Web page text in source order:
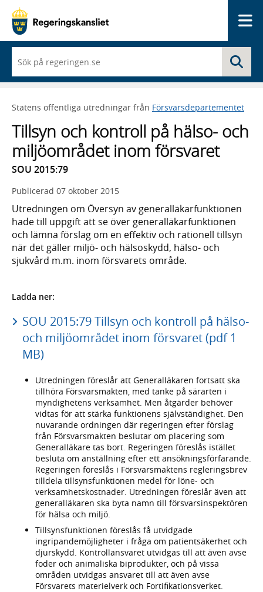
du
börjar
skriva
framträder
lista
med
sökförslag
Statens offentliga utredningar från Försvarsdepartementet
Tillsyn och kontroll på hälso- och
miljöområdet inom försvaret
SOU 2015:79
Publicerad 07 oktober 2015
Utredningen om Översyn av generalläkarfunktionen
hade till uppgift att se över generalläkarfunktionen
och lämna förslag om en effektiv och rationell tillsyn
när det gäller miljö- och hälsoskydd, hälso- och
sjukvård m.m. inom försvarets område.
Ladda ner:
SOU 2015:79 Tillsyn och kontroll på hälso-
och miljöområdet inom försvaret (pdf 1
MB)
Utredningen föreslår att Generalläkaren fortsatt ska
tillhöra Försvarsmakten, med tanke på särarten i
myndighetens verksamhet. Men åtgärder behöver
vidtas för att stärka funktionens självständighet. Den
nuvarande ordningen där regeringen efter förslag
från Försvarsmakten beslutar om placering som
Generalläkare tas bort. Regeringen föreslås istället
besluta om anställning efter ett ansökningsförfarande.
Regeringen föreslås i Försvarsmaktens regleringsbrev
tilldela tillsynsfunktionen medel för löne- och
verksamhetskostnader. Utredningen föreslår även att
generalläkaren ska byta namn till försvarsinspektören
för hälsa och miljö.
Tillsynsfunktionen föreslås få utvidgade
ingripandemöjligheter i fråga om patientsäkerhet och
djurskydd. Kontrollansvaret utvidgas till att även avse
foder och animaliska biprodukter, och på vissa
områden utvidgas ansvaret till att även avse
Försvarets materielverk och Fortifikationsverket.